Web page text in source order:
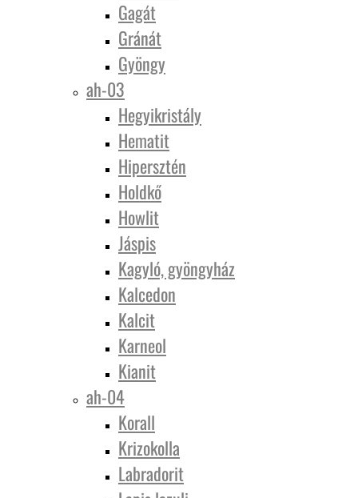
Gagát
Gránát
Gyöngy
ah-03
Hegyikristály
Hematit
Hipersztén
Holdkő
Howlit
Jáspis
Kagyló, gyöngyház
Kalcedon
Kalcit
Karneol
Kianit
ah-04
Korall
Krizokolla
Labradorit